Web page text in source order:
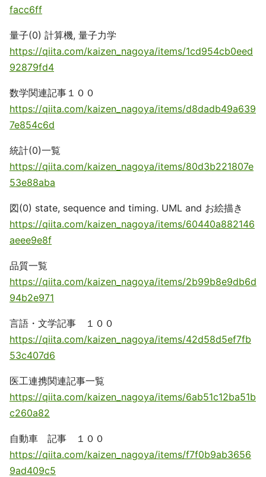
facc6ff
量子(0) 計算機, 量子力学
https://qiita.com/kaizen_nagoya/items/1cd954cb0eed
92879fd4
数学関連記事１００
https://qiita.com/kaizen_nagoya/items/d8dadb49a639
7e854c6d
統計(0)一覧
https://qiita.com/kaizen_nagoya/items/80d3b221807e
53e88aba
図(0) state, sequence and timing. UML and お絵描き
https://qiita.com/kaizen_nagoya/items/60440a882146
aeee9e8f
品質一覧
https://qiita.com/kaizen_nagoya/items/2b99b8e9db6d
94b2e971
言語・文学記事 １００
https://qiita.com/kaizen_nagoya/items/42d58d5ef7fb
53c407d6
医工連携関連記事一覧
https://qiita.com/kaizen_nagoya/items/6ab51c12ba51b
c260a82
自動車 記事 １００
https://qiita.com/kaizen_nagoya/items/f7f0b9ab3656
9ad409c5